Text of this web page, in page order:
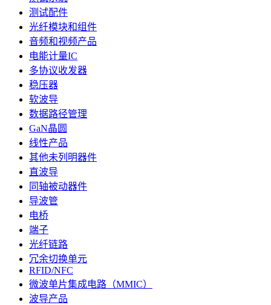
测试配件
光纤模块和组件
音频和视频产品
电能计量IC
多协议收发器
稳压器
软波导
数据路径管理
GaN晶圆
线性产品
其他未列明器件
直波导
同轴被动器件
导波管
电桥
端子
光纤链路
冗余切换单元
RFID/NFC
微波单片集成电路（MMIC）
波导产品